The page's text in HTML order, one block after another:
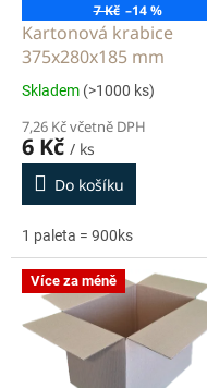
o
u
ů
7 Kč –14 %
Kartonová krabice
375x280x185 mm
Skladem (>1000 ks)
7,26 Kč včetně DPH
6 Kč / ks
Do košíku
1 paleta = 900ks
Více za méně